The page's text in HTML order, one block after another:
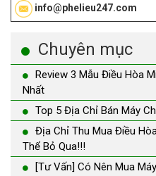
info@phelieu247.com
Chuyên mục
Review 3 Mẫu Điều Hòa
Nhất
Top 5 Địa Chỉ Bán Máy
Địa Chỉ Thu Mua Điều
Thể Bỏ Qua!!!
[Tư Vấn] Có Nên Mua